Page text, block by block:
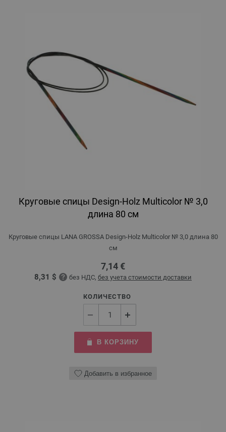
Круговые спицы Design-Holz Multicolor № 3,0
длина 80 см
Круговые спицы LANA GROSSA Design-Holz Multicolor № 3,0 длина 80
см
7,14 €
8,31 $ без НДС, без учета стоимости доставки
КОЛИЧЕСТВО
В КОРЗИНУ
Добавить в избранное